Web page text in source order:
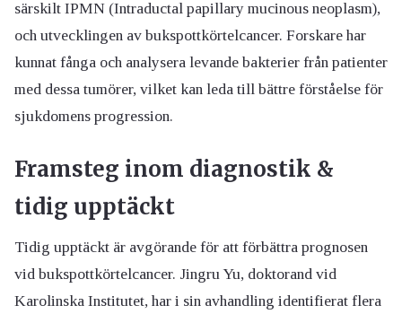
särskilt IPMN (Intraductal papillary mucinous neoplasm),
och utvecklingen av bukspottkörtelcancer. Forskare har
kunnat fånga och analysera levande bakterier från patienter
med dessa tumörer, vilket kan leda till bättre förståelse för
sjukdomens progression.
Framsteg inom diagnostik &
tidig upptäckt
Tidig upptäckt är avgörande för att förbättra prognosen
vid bukspottkörtelcancer. Jingru Yu, doktorand vid
Karolinska Institutet, har i sin avhandling identifierat flera